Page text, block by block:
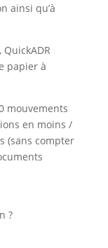
ainsi qu’à
papier à
mouvements
en moins /
(sans compter
?